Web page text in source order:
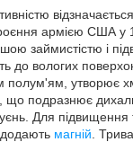
армією США у
займистістю і
до вологих
полум'ям, утворює
що подразнює
Для підвищення
магній .